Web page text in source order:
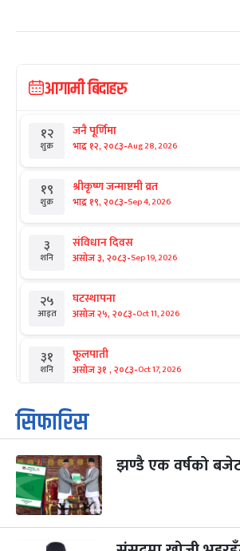
आगामी बिदाहरु
१२
शुक्र
जनै पूर्णिमा
भाद्र १२, २०८३-Aug 28, 2026
१९
शुक्र
श्रीकृष्ण जन्माष्टमी व्रत
भाद्र १९, २०८३-Sep 4, 2026
३
शनि
संविधान दिवस
असोज ३, २०८३-Sep 19, 2026
२५
आइत
घटस्थापना
असोज २५, २०८३-Oct 11, 2026
३१
शनि
फूलपाती
असोज ३१ , २०८३-Oct 17, 2026
१
आइत
कार्तिक सङ्क्रान्ति
कार्तिक १, २०८३
३
मंगल
महानवमी
कार्तिक ३, २०८३
४
कार्तिक ४, २०८३ Oct 21, 2026
सिफारिस
झण्डै एक वर्षको